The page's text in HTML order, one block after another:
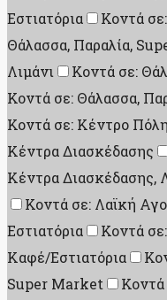
Εστιατόρια
Κοντά
Θάλασσα, Παραλία,
Λιμάνι
Κοντά σε:
Κοντά σε: Θάλασσα,
Κοντά σε: Κέντρο
Κέντρα Διασκέδασης
Κέντρα Διασκέδασης,
Κοντά σε: Λαϊκή
Εστιατόρια
Κοντά
Καφέ/Εστιατόρια
Super Market